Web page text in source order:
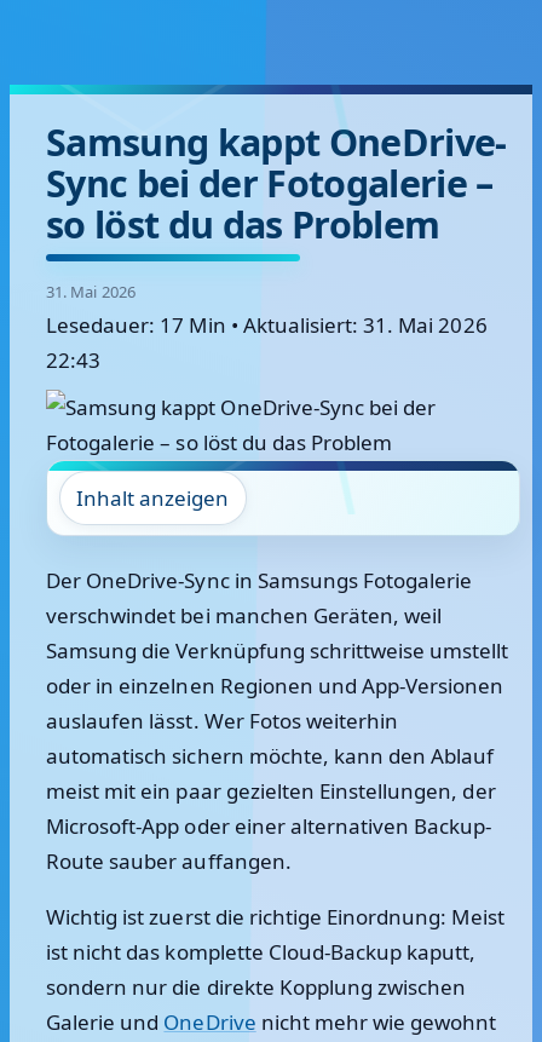
Samsung kappt OneDrive-
Sync bei der Fotogalerie –
so löst du das Problem
31. Mai 2026
Lesedauer: 17 Min • Aktualisiert: 31. Mai 2026
22:43
Inhalt anzeigen
Der OneDrive-Sync in Samsungs Fotogalerie
verschwindet bei manchen Geräten, weil
Samsung die Verknüpfung schrittweise umstellt
oder in einzelnen Regionen und App-Versionen
auslaufen lässt. Wer Fotos weiterhin
automatisch sichern möchte, kann den Ablauf
meist mit ein paar gezielten Einstellungen, der
Microsoft-App oder einer alternativen Backup-
Route sauber auffangen.
Wichtig ist zuerst die richtige Einordnung: Meist
ist nicht das komplette Cloud-Backup kaputt,
sondern nur die direkte Kopplung zwischen
Galerie und OneDrive nicht mehr wie gewohnt